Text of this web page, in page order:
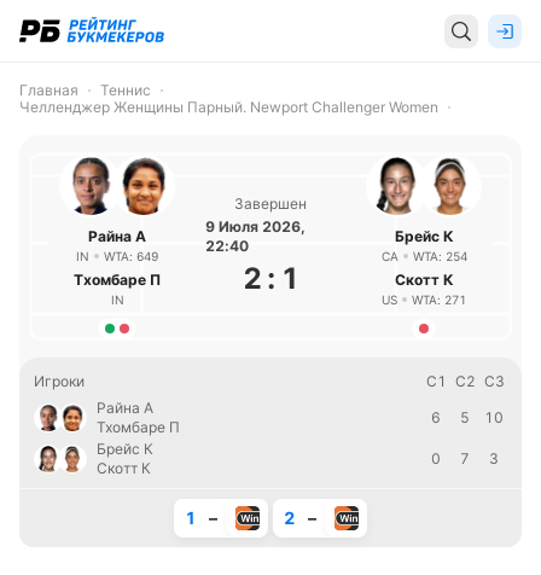
Главная
Теннис
Челленджер Женщины Парный. Newport Challenger Women
Райна А
IN WTA: 649
Тхомбаре П
IN
Завершен
9 Июля 2026,
22:40
2 : 1
Брейс К
CA WTA: 254
Скотт К
US WTA: 271
Игроки С1 С2 С3
Райна А
Тхомбаре П
6 5
10
Брейс К
Скотт К
0 7 3
1 – 2 –